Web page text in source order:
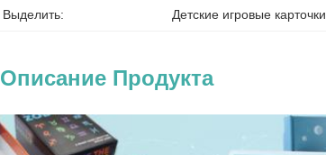
Выделить: Детские игровые карточки
Описание Продукта